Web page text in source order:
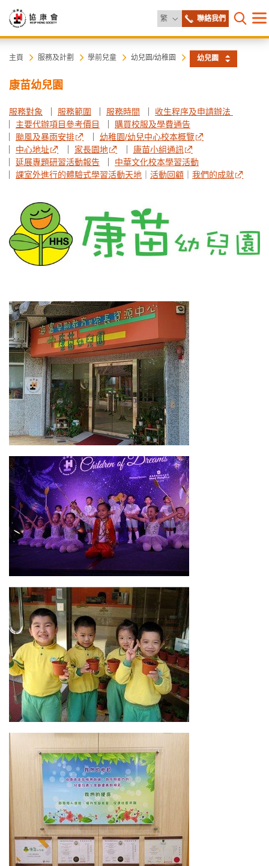
繁 更改語言聯絡我們
打開目
協
康
會
主頁 服務及計劃 學前兒童 幼兒園/幼稚園 幼兒園
康苗幼兒園
服務對象 服務範圍 服務時間
收生程序及申請辦法
主要代辦項目參考價目
購買校服及學費通告
颱風及暴雨安排
幼稚園/幼兒中心校本概覽
中心地址
家長園地
康苗小組通訊
延展專題研習活動報告
中華文化校本學習活動
課室外進行的體驗式學習活動天地
活動回顧 我們的成就